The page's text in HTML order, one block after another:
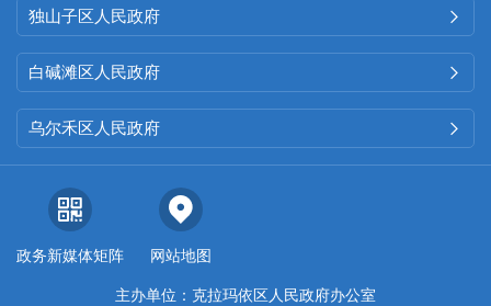
独山子区人民政府 
白碱滩区人民政府 
乌尔禾区人民政府 
政务新媒体矩阵 网站地图
主办单位：克拉玛依区人民政府办公室